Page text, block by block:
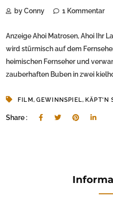
by Conny 1 Kommentar
Anzeige Ahoi Matrosen, Ahoi Ihr
wird stürmisch auf dem
heimischen Fernseher und
zauberhaften Buben in zwei
FILM, GEWINNSPIEL, KÄPT'N
Share :